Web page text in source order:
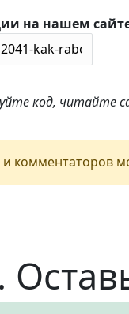
на нашем
код, читайте
комментаторов